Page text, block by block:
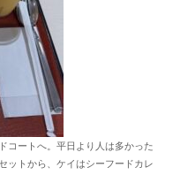
コートへ。平日より人は多かった
ットから、ケイはシーフードカレ